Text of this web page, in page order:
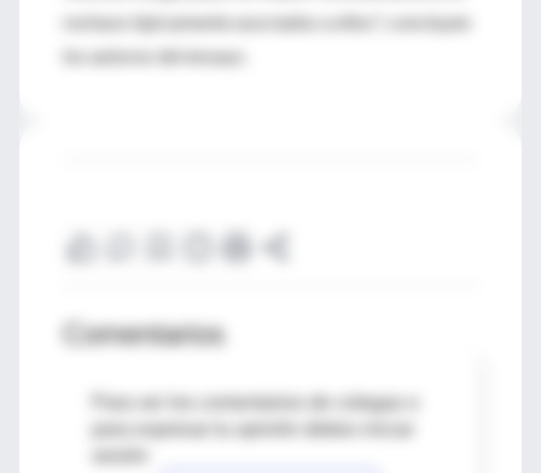
rechazo típicamente asociados a ellos", concluyen
los autores del ensayo.
Comentarios
Para ver los comentarios de colegas o